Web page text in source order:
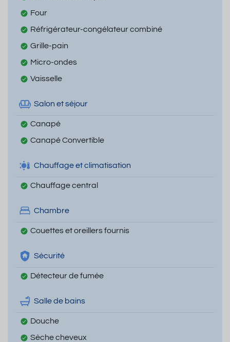
Four
Réfrigérateur-congélateur combiné
Grille-pain
Micro-ondes
Vaisselle
Salon et séjour
Canapé
Canapé Convertible
Chauffage et climatisation
Chauffage central
Chambre
Couettes et oreillers fournis
Sécurité
Détecteur de fumée
Salle de bains
Douche
Sèche cheveux